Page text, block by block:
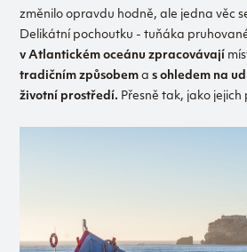
změnilo opravdu hodně, ale jedna věc
Delikátní pochoutku - tuňáka
v Atlantickém oceánuzpracovávají
tradičním způsobem as ohledem na
životní prostředí. Přesně tak, jako